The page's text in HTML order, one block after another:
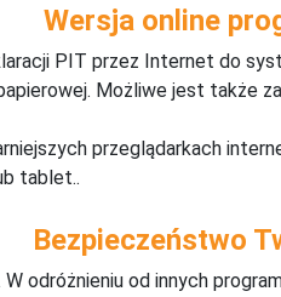
Wersja online
PIT przez Internet do
Możliwe jest także
przeglądarkach
tablet..
Bezpieczeństwo
odróżnieniu od innych